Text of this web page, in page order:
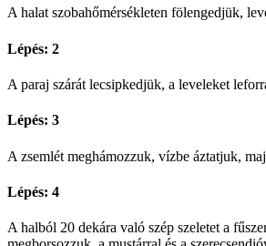
A halat szobahőmérsékleten fölengedjük,
Lépés: 2
A paraj szárát lecsipkedjük, a leveleket
Lépés: 3
A zsemlét meghámozzuk, vízbe áztatjuk,
Lépés: 4
A halból 20 dekára való szép szeletet a